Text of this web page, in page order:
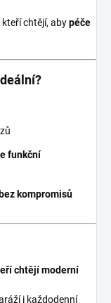
chtějí, abypéče
funkční
kompromisů
chtějí moderní
i každodenní